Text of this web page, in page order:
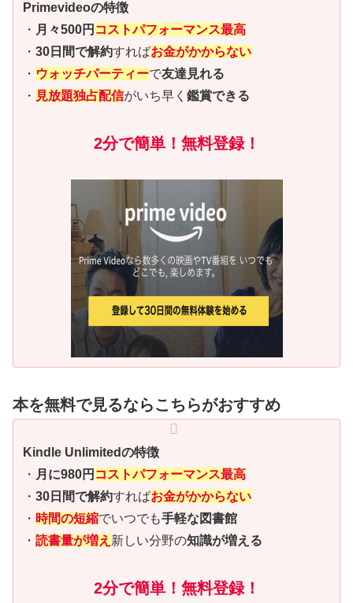
Primevideoの特徴
・ 月々500円 コストパフォーマンス最高
・ 30日間で解約すればお金がかからない
・ ウォッチパーティーで友達見れる
・ 見放題独占配信がいち早く 鑑賞できる
2分で簡単！無料登録！
本を無料で見るならこちらがおすすめ
Kindle Unlimitedの特徴
・ 月に980円 コストパフォーマンス最高
・ 30日間で解約すればお金がかからない
・ 時間の短縮でいつでも手軽な図書館
・ 読書量が増え 新しい分野の知識が増える
2分で簡単！無料登録！